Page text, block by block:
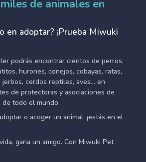
de animales en
en adoptar? ¡Prueba Miwuki
podrás encontrar cientos de perros,
hurones, conejos, cobayas, ratas,
cerdos reptiles, aves... en
de protectoras y asociaciones de
de todo el mundo.
o acoger un animal, ¡estás en el
gana un amigo. Con Miwuki Pet